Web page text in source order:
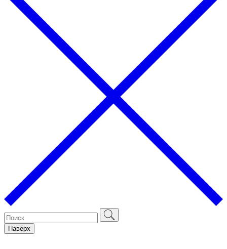
Наверх